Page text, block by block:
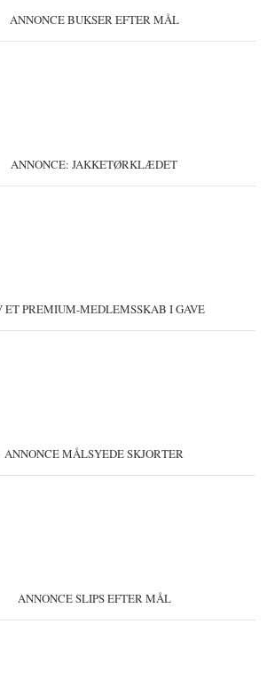
ANNONCE BUKSER EFTER MÅL
ANNONCE: JAKKETØRKLÆDET
ET PREMIUM-MEDLEMSSKAB I GAVE
ANNONCE MÅLSYEDE SKJORTER
ANNONCE SLIPS EFTER MÅL